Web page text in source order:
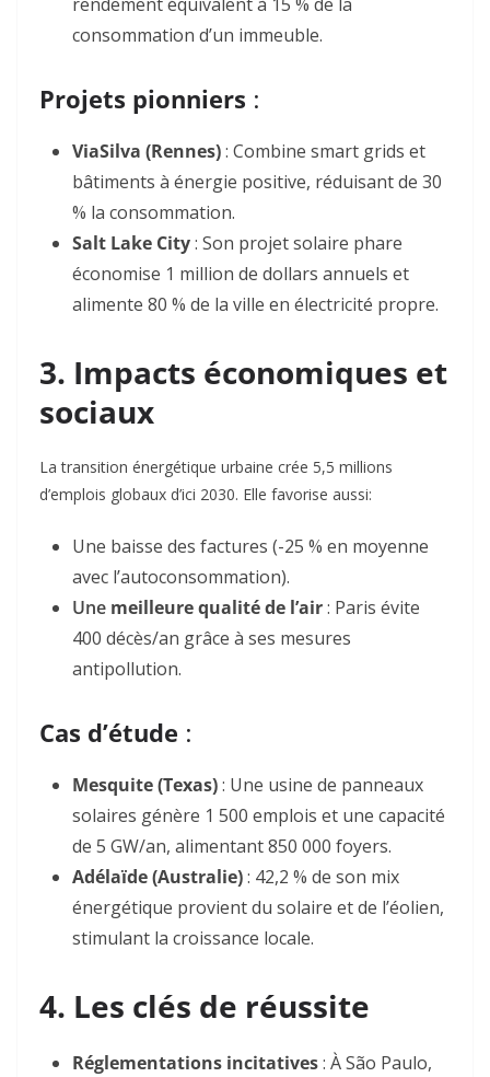
consommation d’un immeuble.
Projets pionniers :
ViaSilva (Rennes): Combine smart grids et
bâtiments à énergie positive, réduisant de 30
% la consommation.
Salt Lake City: Son projet solaire phare
économise 1 million de dollars annuels et
alimente 80 % de la ville en électricité propre.
3. Impacts économiques et
sociaux
La transition énergétique urbaine crée 5,5 millions
d’emplois globaux d’ici 2030. Elle favorise aussi:
Une baisse des factures (-25 % en moyenne
avec l’autoconsommation).
Une meilleure qualité de l’air: Paris évite
400 décès/an grâce à ses mesures
antipollution.
Cas d’étude :
Mesquite (Texas): Une usine de panneaux
solaires génère 1 500 emplois et une capacité
de 5 GW/an, alimentant 850 000 foyers.
Adélaïde (Australie): 42,2 % de son mix
énergétique provient du solaire et de l’éolien,
stimulant la croissance locale.
4. Les clés de réussite
Réglementations incitatives: À São Paulo,